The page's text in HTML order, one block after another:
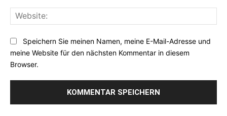
Speichern Sie meinen Namen, meine E-Mail-Adresse und
meine Website für den nächsten Kommentar in diesem
Browser.